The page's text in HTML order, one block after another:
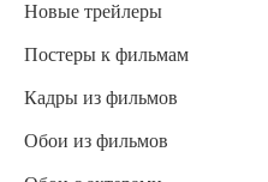
Новые трейлеры
Постеры к фильмам
Кадры из фильмов
Обои из фильмов